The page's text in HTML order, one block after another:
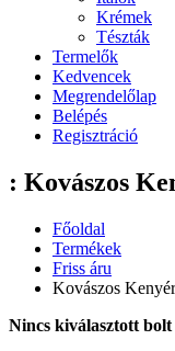
Krémek
Tészták
Termelők
Kedvencek
Megrendelőlap
Belépés
Regisztráció
: Kovászos
Főoldal
Termékek
Friss áru
Kovászos
Nincs kiválasztott bolt